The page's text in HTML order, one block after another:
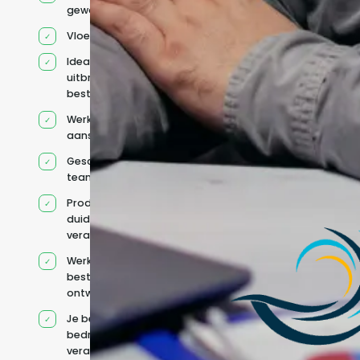
geworven profiel
Vloeiend Engels
Ideaal voor het
uitbreiden van
bestaande capaciteit
Werkt onder jouw
aansturing
Geschikt voor hybride
teams
Productcontext en
duidelijke
verantwoordelijkheden
Werkt binnen jouw
bestaande
ontwikkelteam
Je behoudt jouw
bedrijfs- en IT-
verantwoordelijkheden